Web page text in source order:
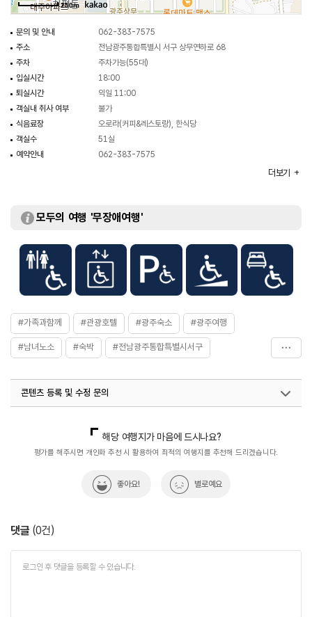
비즈니스맨을 위한 정보 센터 최상의 휴식시설과 서비스를 자랑한다. 편리한
신도심이라 할 수 있다.
250m
문의 및 안내
062-383-7575
주소
전남광주통합특별시 서구 상무연하로 68
주차
주차가능(55대)
입실시간
18:00
퇴실시간
익일 11:00
객실내 취사 여부
불가
식음료장
오로라(커피&레스토랑), 한식당
객실수
51실
예약안내
062-383-7575
더보기
모두의 여행 '무장애여행'
#가족과함께 #관광호텔 #광주숙소 #광주여행
#남녀노소 #숙박 #전남광주통합특별시서구
콘텐츠 등록 및 수정 문의
열린관광콘텐츠팀(열린관광-모두의여행)
033-738-3425
해당 여행지가 마음에 드시나요?
평가를 해주시면 개인화 추천 시 활용하여 최적의 여행지를 추천해 드리겠습니다.
좋아요! 별로예요
댓글 (0건)